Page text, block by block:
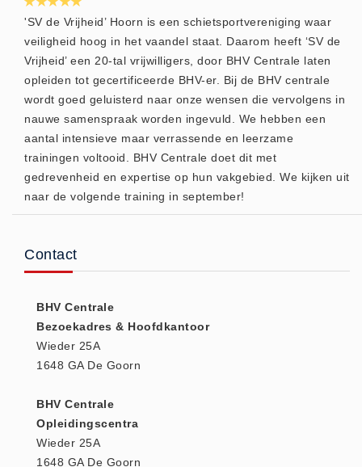
Algemene Voorwaarden
Vacatures
Winkel
(20)
AED apparaten (11)
Actie (5)
AED
AED elektroden (18)
Beademings materialen (6)
BHV Kasten
BHV Kleding
'SV de Vrijheid’ Hoorn is een schietsportvereniging waar
veiligheid hoog in het vaandel staat. Daarom heeft ‘SV de
Vrijheid’ een 20-tal vrijwilligers, door BHV Centrale laten
opleiden tot gecertificeerde BHV-er. Bij de BHV centrale
wordt goed geluisterd naar onze wensen die vervolgens in
nauwe samenspraak worden ingevuld. We hebben een
aantal intensieve maar verrassende en leerzame
trainingen voltooid. BHV Centrale doet dit met
gedrevenheid en expertise op hun vakgebied. We kijken uit
naar de volgende training in september!
Contact
BHV Centrale
Bezoekadres & Hoofdkantoor
Wieder 25A
1648 GA De Goorn
BHV Centrale
Opleidingscentra
Wieder 25A
1648 GA De Goorn